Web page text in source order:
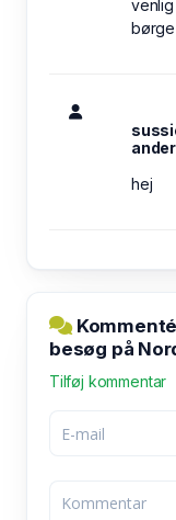
venlig
hej
besøg på
Tilføj kommentar